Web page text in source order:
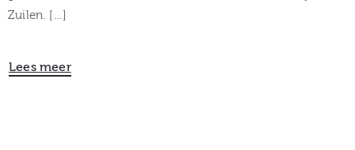
Collectie
Zuilen. […]
Lees meer